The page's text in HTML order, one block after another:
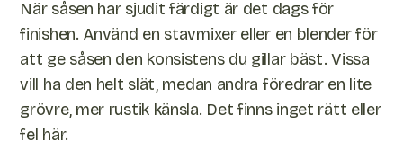
När såsen har sjudit färdigt är det dags för
finishen. Använd en stavmixer eller en blender för
att ge såsen den konsistens du gillar bäst. Vissa
vill ha den helt slät, medan andra föredrar en lite
grövre, mer rustik känsla. Det finns inget rätt eller
fel här.